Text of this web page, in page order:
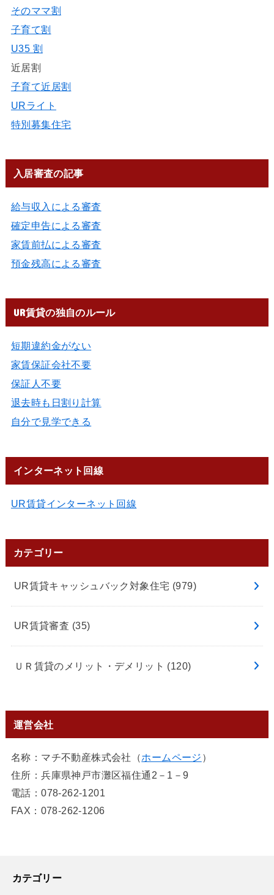
そのママ割
子育て割
U35 割
近居割
子育て近居割
URライト
特別募集住宅
入居審査の記事
給与収入による審査
確定申告による審査
家賃前払による審査
預金残高による審査
UR賃貸の独自のルール
短期違約金がない
家賃保証会社不要
保証人不要
退去時も日割り計算
自分で見学できる
インターネット回線
UR賃貸インターネット回線
カテゴリー
UR賃貸キャッシュバック対象住宅 (979)
UR賃貸審査 (35)
ＵＲ賃貸のメリット・デメリット (120)
運営会社
名称：マチ不動産株式会社（ホームページ ）
住所：兵庫県神戸市灘区福住通2－1－9
電話：078-262-1201
FAX：078-262-1206
カテゴリー